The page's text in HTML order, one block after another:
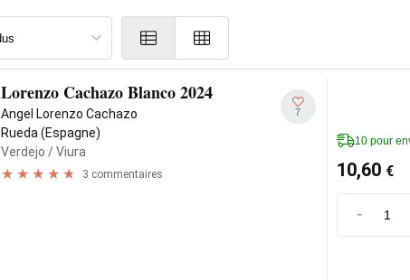
Lorenzo Cachazo Blanco 2024
Angel Lorenzo Cachazo
Rueda (Espagne)
Verdejo / Viura
3 commentaires
7
10 pour
10,60 €
-